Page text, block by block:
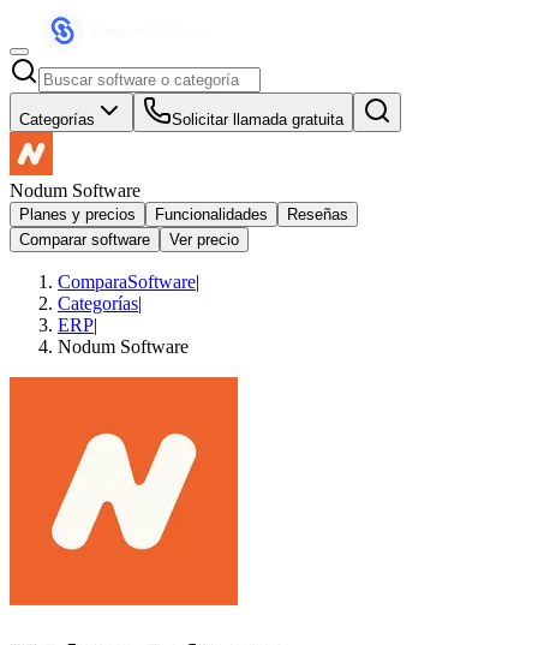
Categorías Solicitar llamada gratuita
Nodum Software
Planes y precios Funcionalidades
Reseñas
Comparar software
Ver precio
ComparaSoftware|
Categorías|
ERP|
Nodum Software